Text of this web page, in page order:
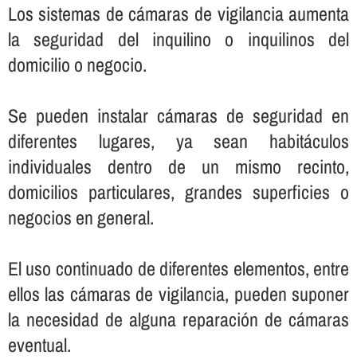
Los sistemas de cámaras de vigilancia aumenta
la seguridad del inquilino o inquilinos del
domicilio o negocio.
Se pueden instalar cámaras de seguridad en
diferentes lugares, ya sean habitáculos
individuales dentro de un mismo recinto,
domicilios particulares, grandes superficies o
negocios en general.
El uso continuado de diferentes elementos, entre
ellos las cámaras de vigilancia, pueden suponer
la necesidad de alguna reparación de cámaras
eventual.